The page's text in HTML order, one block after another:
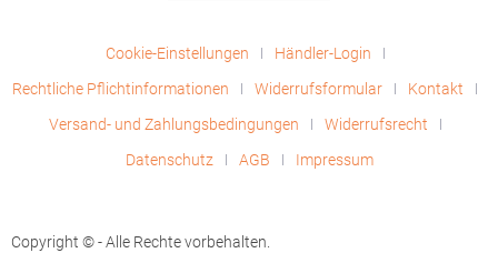
Cookie-Einstellungen
Händler-Login
Rechtliche Pflichtinformationen
Widerrufsformular
Kontakt
Versand- und Zahlungsbedingungen
Widerrufsrecht
Datenschutz
AGB Impressum
Copyright © - Alle Rechte vorbehalten.